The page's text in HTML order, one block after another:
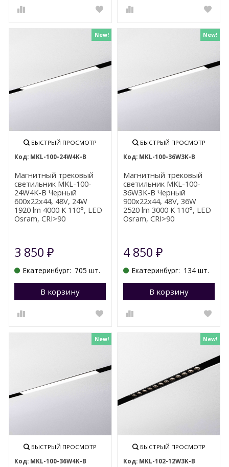
New!
БЫСТРЫЙ ПРОСМОТР
MKL-100-24W4K-B
Магнитный трековый
светильник MKL-100-
24W4K-B Черный
600x22x44, 48V, 24W
1920 lm 4000 К 110°, LED
Osram, CRI>90
3 850₽
Екатеринбург: 705 шт.
В корзину Перейти в корзину
New!
БЫСТРЫЙ ПРОСМОТР
MKL-100-36W3K-B
Магнитный трековый
светильник MKL-100-
36W3K-B Черный
900x22x44, 48V, 36W
2520 lm 3000 К 110°, LED
Osram, CRI>90
4 850 ₽
Екатеринбург: 134 шт.
В корзину
New!
БЫСТРЫЙ ПРОСМОТР
MKL-100-36W4K-B
New!
БЫСТРЫЙ ПРОСМОТР
MKL-102-12W3K-B